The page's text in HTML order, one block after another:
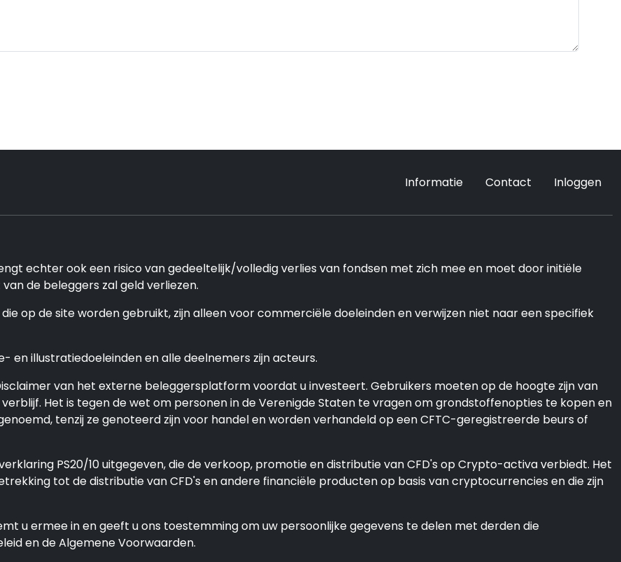
Informatie Contact Inloggen
echter ook een risico van gedeeltelijk/volledig verlies van fondsen met zich mee en moet door initiële
de beleggers zal geld verliezen.
op de site worden gebruikt, zijn alleen voor commerciële doeleinden en verwijzen niet naar een specifiek
en illustratiedoeleinden en alle deelnemers zijn acteurs.
van het externe beleggersplatform voordat u investeert. Gebruikers moeten op de hoogte zijn van
Het is tegen de wet om personen in de Verenigde Staten te vragen om grondstoffenopties te kopen en
tenzij ze genoteerd zijn voor handel en worden verhandeld op een CFTC-geregistreerde beurs of
PS20/10 uitgegeven, die de verkoop, promotie en distributie van CFD's op Crypto-activa verbiedt. Het
tot de distributie van CFD's en andere financiële producten op basis van cryptocurrencies en die zijn
u ermee in en geeft u ons toestemming om uw persoonlijke gegevens te delen met derden die
en de Algemene Voorwaarden.